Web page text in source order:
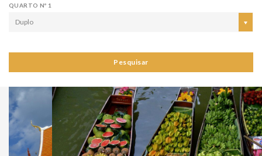
QUARTO Nº 1
Duplo
Pesquisar